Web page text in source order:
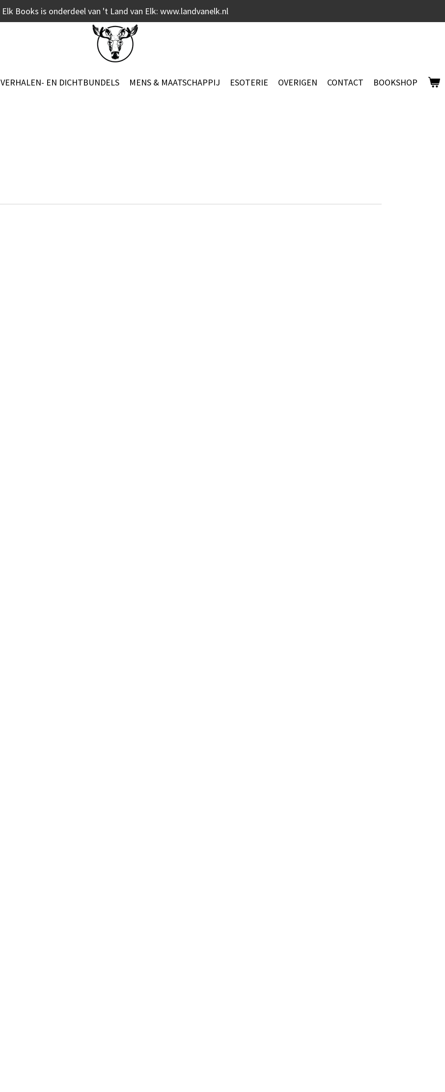
Elk Books is onderdeel van 't Land van Elk: www.landvanelk.nl
VERHALEN- EN DICHTBUNDELS MENS & MAATSCHAPPIJ ESOTERIE OVERIGEN CONTACT BOOKSHOP